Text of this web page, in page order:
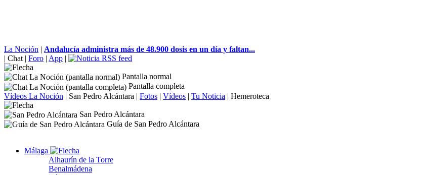
La Noción | Andalucía administra más de 48.900 dosis en un día y faltan...
| Chat | Foro | App |
Pantalla normal
Pantalla completa
Vídeos La Noción | San Pedro Alcántara | Fotos | Vídeos | Tu Noticia | Hemeroteca
San Pedro Alcántara
Guía de San Pedro Alcántara
Málaga
Alhaurín de la Torre
Benalmádena